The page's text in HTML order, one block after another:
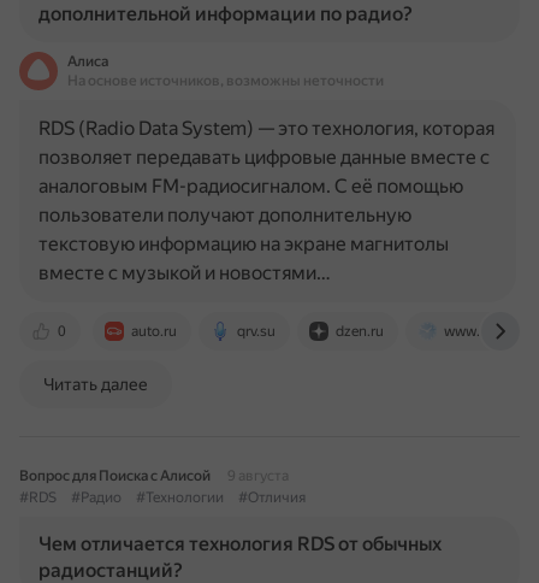
дополнительной информации по радио?
Алиса
На основе источников, возможны неточности
0 auto.ru qrv.su dzen.ru
RDS (Radio Data System) — это технология, которая
позволяет передавать цифровые данные вместе с
аналоговым FM-радиосигналом. С её помощью
пользователи получают дополнительную
текстовую информацию на экране магнитолы
вместе с музыкой и новостями…
Читать далее
Вопрос для Поиска с Алисой
9 августа
#RDS
#Радио #Технологии #Отличия
Чем отличается технология RDS от обычных
радиостанций?